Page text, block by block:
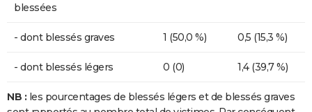
blessées
- dont blessés graves 1 (50,0 %) 0,5 (15,3 %)
- dont blessés légers 0 (0) 1,4 (39,7 %)
NB : les pourcentages de blessés légers et de blessés graves